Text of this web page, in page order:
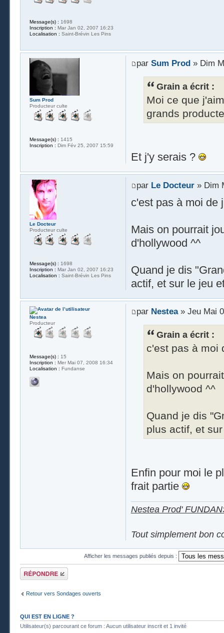
Message(s) : 1698
Inscription : Mar Jan 02, 2007 16:23
Localisation : Saint-Brévin Les Pins
par Sum Prod» Dim
Grain a écrit :
Moi ce que
grands
Et j'y serais ?
Sum Prod
Producteur culte
Message(s) : 1415
Inscription : Dim Fév 25, 2007 15:59
par Le Docteur» Dim
c'est pas à moi de
Mais on pourrait
d'hollywood ^^
Quand je dis
actif, et sur le jeu
Le Docteur
Producteur culte
Message(s) : 1698
Inscription : Mar Jan 02, 2007 16:23
Localisation : Saint-Brévin Les Pins
par Nestea» Jeu Mai
Grain a écrit :
c'est pas à moi
Mais on
d'hollywood ^^
Quand je dis
plus actif, et
Enfin pour moi le
frait partie
Nestea Prod'
Tout simplement bon
Nestea
Producteur
Message(s) : 15
Inscription : Mer Mai 07, 2008 16:34
Localisation : Fundanse
Afficher les messages publiés depuis :
Publier une
réponse
Retour vers Sondages ouverts
QUI EST EN LIGNE ?
Utilisateur(s) parcourant ce forum : Aucun utilisateur inscrit et 1 invité